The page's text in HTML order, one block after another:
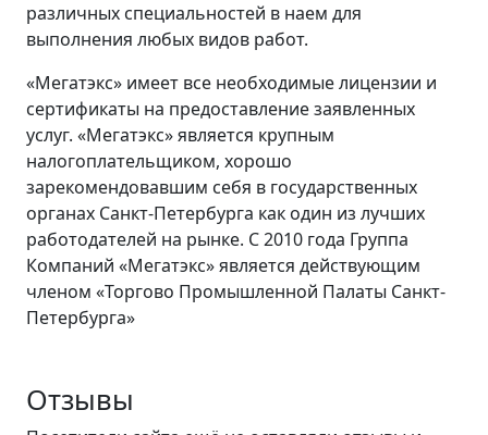
различных специальностей в наем для
выполнения любых видов работ.
«Мегатэкс» имеет все необходимые лицензии и
сертификаты на предоставление заявленных
услуг. «Мегатэкс» является крупным
налогоплательщиком, хорошо
зарекомендовавшим себя в государственных
органах Санкт-Петербурга как один из лучших
работодателей на рынке. C 2010 года Группа
Компаний «Мегатэкс» является действующим
членом «Торгово Промышленной Палаты Санкт-
Петербурга»
Отзывы